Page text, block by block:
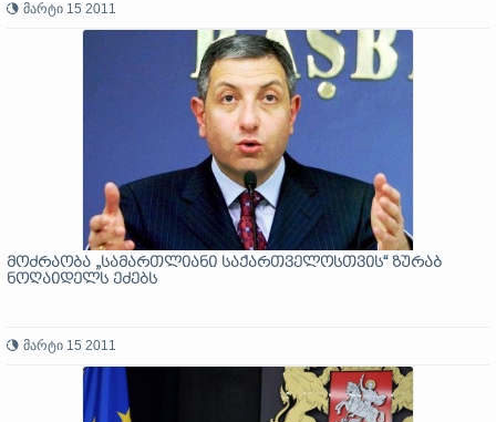
მარტი 15 2011
მოძრაობა „სამართლიანი საქართველოსთვის“ ზურაბ
ნოღაიდელს ეძებს
მარტი 15 2011